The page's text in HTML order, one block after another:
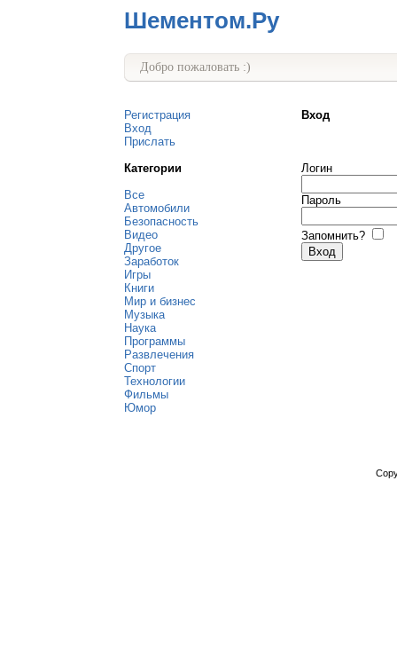
Шементом.Ру
Добро пожаловать :)
Регистрация
Вход
Прислать
Категории
Все
Автомобили
Безопасность
Видео
Другое
Заработок
Игры
Книги
Мир и бизнес
Музыка
Наука
Программы
Развлечения
Спорт
Технологии
Фильмы
Юмор
Вход
Логин
Пароль
Запомнить?